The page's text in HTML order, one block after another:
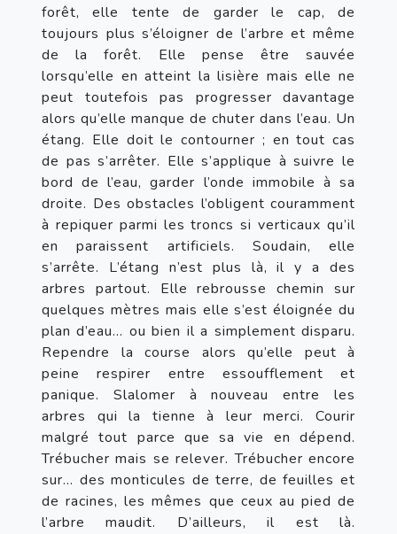
forêt, elle tente de garder le cap, de
toujours plus s’éloigner de l’arbre et même
de la forêt. Elle pense être sauvée
lorsqu’elle en atteint la lisière mais elle ne
peut toutefois pas progresser davantage
alors qu’elle manque de chuter dans l’eau. Un
étang. Elle doit le contourner ; en tout cas
de pas s’arrêter. Elle s’applique à suivre le
bord de l’eau, garder l’onde immobile à sa
droite. Des obstacles l’obligent couramment
à repiquer parmi les troncs si verticaux qu’il
en paraissent artificiels. Soudain, elle
s’arrête. L’étang n’est plus là, il y a des
arbres partout. Elle rebrousse chemin sur
quelques mètres mais elle s’est éloignée du
plan d’eau… ou bien il a simplement disparu.
Rependre la course alors qu’elle peut à
peine respirer entre essoufflement et
panique. Slalomer à nouveau entre les
arbres qui la tienne à leur merci. Courir
malgré tout parce que sa vie en dépend.
Trébucher mais se relever. Trébucher encore
sur… des monticules de terre, de feuilles et
de racines, les mêmes que ceux au pied de
l’arbre maudit. D’ailleurs, il est là.